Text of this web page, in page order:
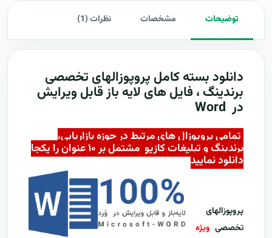
توضیحات مشخصات نظرات (1)
دانلود بسته کامل پروپوزالهای تخصصی
برندینگ ، فایل های لایه باز قابل ویرایش
در Word
تمامی پروپوزال های مرتبط در حوزه بازاریابی،
برندینگ و تبلیغات کازیو مشتمل بر ۱۰ عنوان را یکجا
دانلود نمایید
پروپوزالهای
تخصصی ویژه